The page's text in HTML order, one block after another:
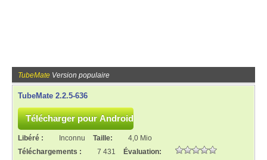
TubeMate Version populaire
TubeMate 2.2.5-636
Libéré : Inconnu Taille:
4,0 Mio
Téléchargements :
7 431
Évaluation: